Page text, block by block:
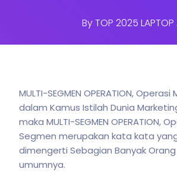
ByTOP 2025 LAPTOP
MULTI-SEGMEN OPERATION,
dalam Kamus Istilah Dunia
maka MULTI-SEGMEN OPERATION,
Segmen merupakan kata kata
dimengerti Sebagian Banyak
umumnya.